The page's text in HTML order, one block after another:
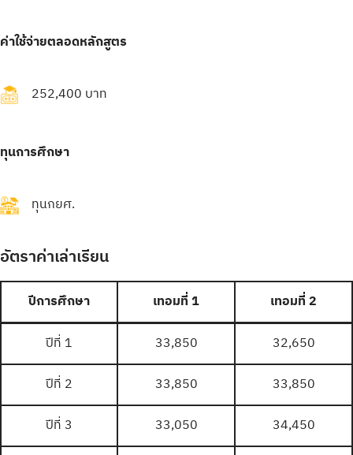
ค่าใช้จ่ายตลอดหลักสูตร
252,400 บาท
ทุนการศึกษา
ทุนกยศ.
อัตราค่าเล่าเรียน
ปีการศึกษา เทอมที่ 1
เทอมที่ 2
ปีที่ 1
33,850
32,650
ปีที่ 2
33,850
33,850
ปีที่ 3
33,050
34,450